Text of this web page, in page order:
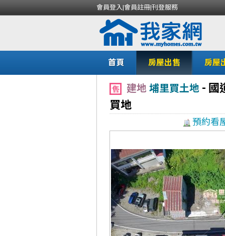
會員登入|會員註冊|刊登服務
首頁 房屋出售 房屋
建地 埔里買土地 - 國
買地
預約看